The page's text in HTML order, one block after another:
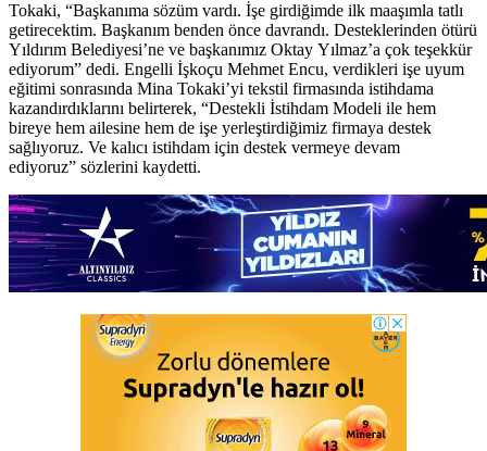
Tokaki, “Başkanıma sözüm vardı. İşe girdiğimde ilk maaşımla tatlı
getirecektim. Başkanım benden önce davrandı. Desteklerinden ötürü
Yıldırım Belediyesi’ne ve başkanımız Oktay Yılmaz’a çok teşekkür
ediyorum” dedi. Engelli İşkoçu Mehmet Encu, verdikleri işe uyum
eğitimi sonrasında Mina Tokaki’yi tekstil firmasında istihdama
kazandırdıklarını belirterek, “Destekli İstihdam Modeli ile hem
bireye hem ailesine hem de işe yerleştirdiğimiz firmaya destek
sağlıyoruz. Ve kalıcı istihdam için destek vermeye devam
ediyoruz” sözlerini kaydetti.